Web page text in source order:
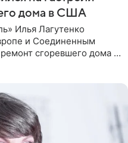
дома в США
Илья Лагутенко
и Соединенным
сгоревшего дома в